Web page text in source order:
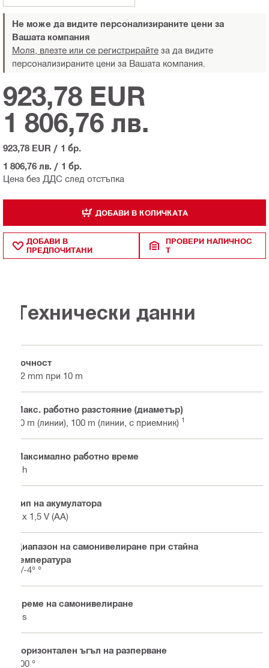
Не може да видите персонализираните цени за
Вашата компания
Моля, влезте или се регистрирайте за да видите
персонализираните цени за Вашата компания.
Цена без ДДС след отстъпка
923,78 EUR
1 806,76 лв.
923,78 EUR / 1 бр.
1 806,76 лв. / 1 бр.
ДОБАВИ В КОЛИЧКАТА
ДОБАВИ В
ПРЕДПОЧИТАНИ
ПРОВЕРИ НАЛИЧНОС
Т
Технически данни
Точност
±2 mm при 10 m
Макс. работно разстояние (диаметър)
40 m (линии), 100 m (линии, с приемник) 1
Максимално работно време
8 h
Тип на акумулатора
4 x 1,5 V (AA)
Диапазон на самонивелиране при стайна
температура
+/-4° °
Време на самонивелиране
3 s
Хоризонтален ъгъл на разперване
200 °